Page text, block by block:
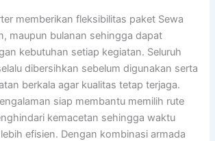
memberikan fleksibilitas paket Sewa
maupun bulanan sehingga dapat
kebutuhan setiap kegiatan. Seluruh
dibersihkan sebelum digunakan serta
berkala agar kualitas tetap terjaga.
siap membantu memilih rute
kemacetan sehingga waktu
efisien. Dengan kombinasi armada